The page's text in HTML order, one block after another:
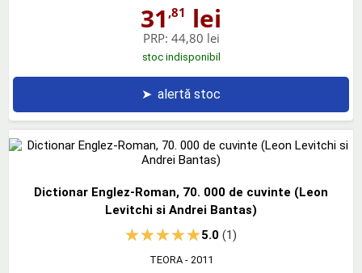
31 ,81 lei
PRP: 44,80 lei
stoc indisponibil
➤ alertă stoc
Dictionar Englez-Roman, 70. 000 de cuvinte (Leon
Levitchi si Andrei Bantas)
5.0(1)
TEORA- 2011